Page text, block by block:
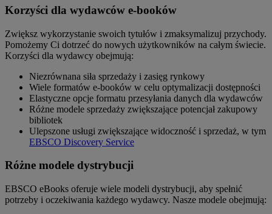
Korzyści dla wydawców e-booków
Zwiększ wykorzystanie swoich tytułów i zmaksymalizuj przychody.
Pomożemy Ci dotrzeć do nowych użytkowników na całym świecie.
Korzyści dla wydawcy obejmują:
Niezrównana siła sprzedaży i zasięg rynkowy
Wiele formatów e-booków w celu optymalizacji dostępności
Elastyczne opcje formatu przesyłania danych dla wydawców
Różne modele sprzedaży zwiększające potencjał zakupowy
bibliotek
Ulepszone usługi zwiększające widoczność i sprzedaż, w tym
EBSCO Discovery Service
Różne modele dystrybucji
EBSCO eBooks oferuje wiele modeli dystrybucji, aby spełnić
potrzeby i oczekiwania każdego wydawcy. Nasze modele obejmują: